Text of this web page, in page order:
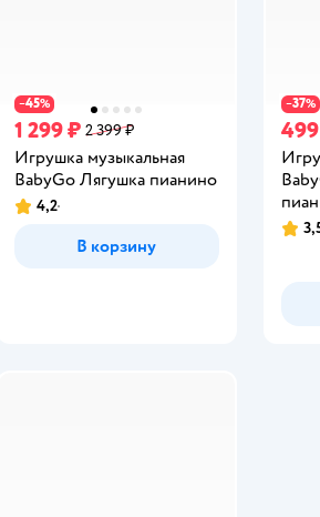
−45%
1 299 ₽ 2 399 ₽
Игрушка музыкальная
BabyGo Лягушка пианино
Рейтинг:
4,2
В корзину
−37%